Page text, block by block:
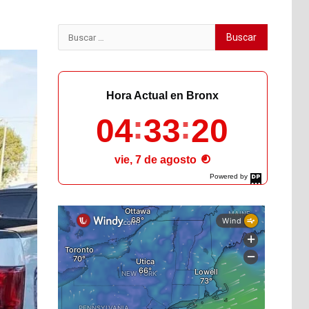
Buscar:
Powered by
DaysPedia.com
Hora Actual en Bronx
04 33 22
vie, 7 de agosto